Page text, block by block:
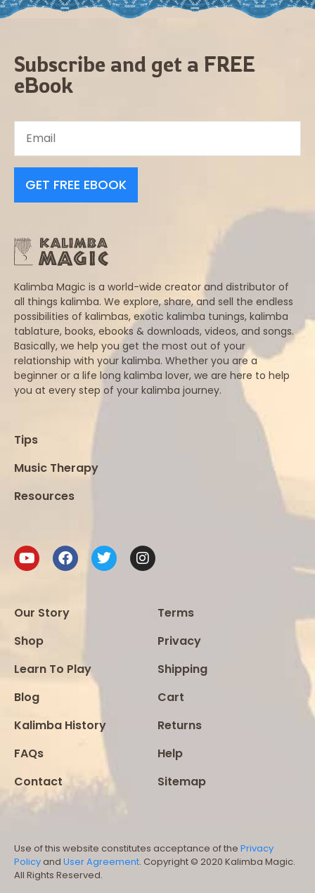
Subscribe and get a FREE
eBook
GET FREE EBOOK
Kalimba Magic is a world-wide creator and distributor of
all things kalimba. We explore, share, and sell the endless
possibilities of kalimbas, exotic kalimba tunings, kalimba
tablature, books, ebooks & downloads, videos, and songs.
Basically, we help you get the most out of your
relationship with your kalimba. Whether you are a
beginner or a life long kalimba lover, we are here to help
you at every step of your kalimba journey.
Tips
Music Therapy
Resources
Our Story
Shop
Learn To Play
Blog
Kalimba History
FAQs
Contact
Terms
Privacy
Shipping
Cart
Returns
Help
Sitemap
Use of this website constitutes acceptance of the Privacy
Policy and User Agreement. Copyright © 2020 Kalimba Magic.
All Rights Reserved.